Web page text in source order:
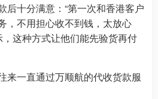
后十分满意：“第一次和香港客户
，不用担心收不到钱，太放心
，这种方式让他们能先验货再付
来一直通过万顺航的代收货款服